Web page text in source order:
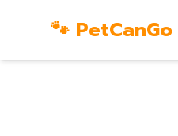
🐾 PetCanGo